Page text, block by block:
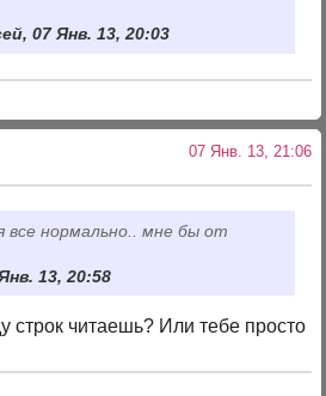
07 Янв. 13, 20:03
07 Янв. 13, 21:06
все нормально.. мне бы от
13, 20:58
строк читаешь? Или тебе просто